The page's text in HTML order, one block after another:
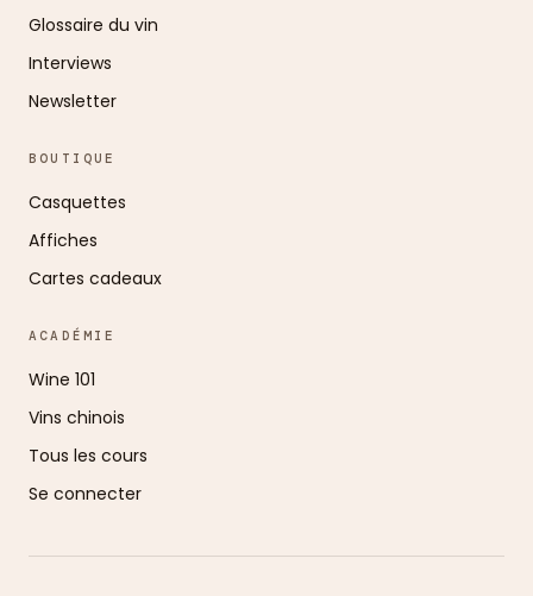
Glossaire du vin
Interviews
Newsletter
BOUTIQUE
Casquettes
Affiches
Cartes cadeaux
ACADÉMIE
Wine 101
Vins chinois
Tous les cours
Se connecter